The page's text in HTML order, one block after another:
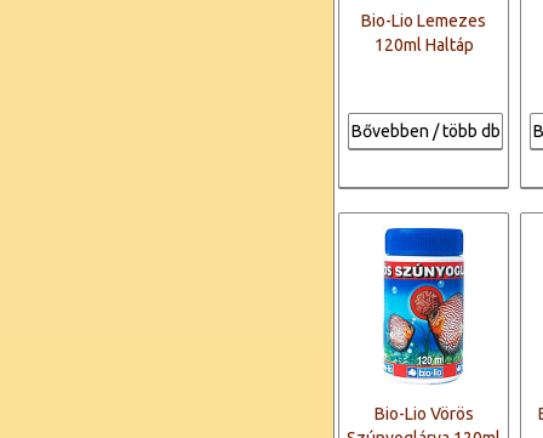
Bio-Lio Lemezes
120ml Haltáp
Bővebben / több db
Bio-Lio Vörös